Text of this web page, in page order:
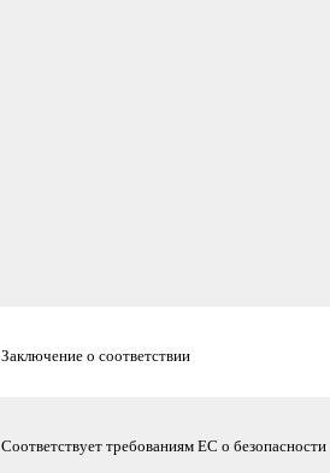
Заключение о соответствии
Соответствует требованиям ЕС о безопасности